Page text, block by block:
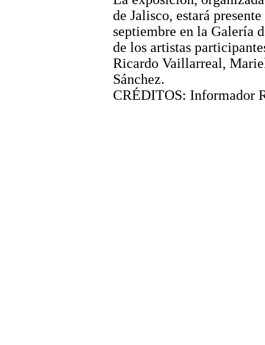
de Jalisco, estará
septiembre en la Galería
de los artistas
Ricardo Vaillarreal,
Sánchez.
CRÉDITOS: Informador